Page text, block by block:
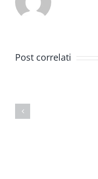
Post correlati